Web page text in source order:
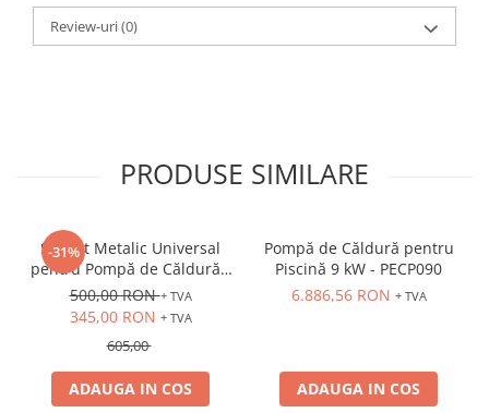
Review-uri(0)
PRODUSE SIMILARE
-31%
Suport Metalic Universal
pentru Pompă de Căldură -
Reglabil, Exterior
500,00 RON+ TVA
345,00 RON + TVA
605,00
ADAUGA IN COS
Pompă de Căldură pentru
Piscină 9 kW - PECP090
6.886,56 RON + TVA
ADAUGA IN COS